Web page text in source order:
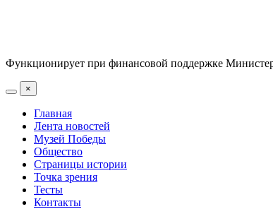
Функционирует при финансовой поддержке
×
Главная
Лента новостей
Музей Победы
Общество
Страницы истории
Точка зрения
Тесты
Контакты